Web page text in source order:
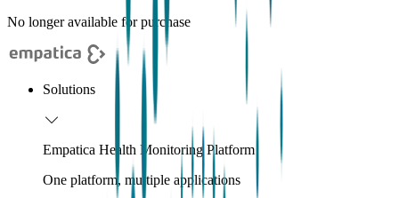
No longer available for purchase
Solutions
Empatica Health Monitoring Platform
One platform, multiple applications